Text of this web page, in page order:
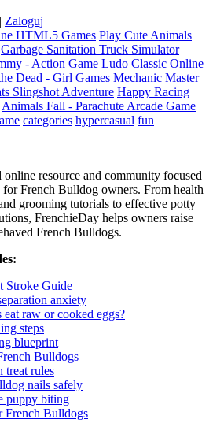
| Zaloguj
HTML5 Games Play Cute Animals
Garbage Sanitation Truck Simulator
- Action Game Ludo Classic Online
Dead - Girl Games Mechanic Master
Slingshot Adventure Happy Racing
Animals Fall - Parachute Arcade Game
categories hypercasual fun
resource and community focused
French Bulldog owners. From health
grooming tutorials to effective potty
FrenchieDay helps owners raise
French Bulldogs.
Stroke Guide
anxiety
raw or cooked eggs?
steps
blueprint
Bulldogs
treat rules
nails safely
puppy biting
French Bulldogs